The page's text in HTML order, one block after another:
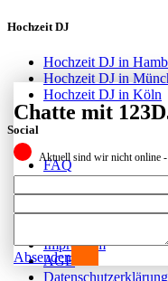
Hochzeit DJ
Hochzeit DJ in
Hochzeit DJ in
Hochzeit DJ in Köln
Social
FAQ
Facebook
Instagram
Impressum
AGB
Datenschutzerklärung
Chatte mit
Aktuell sind wir nicht online -
Absenden